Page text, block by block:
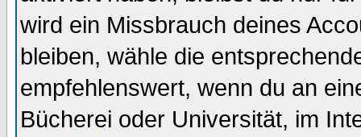
wird ein Missbrauch deines
bleiben, wähle die
empfehlenswert, wenn du an
Bücherei oder Universität, im